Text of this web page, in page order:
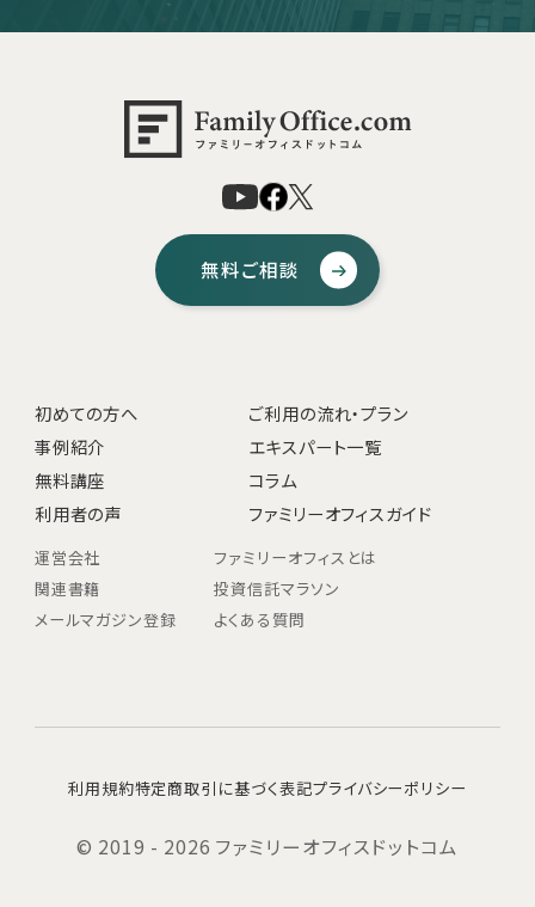
無料ご相談
初めての方へ
ご利用の流れ・プラン
事例紹介
エキスパート一覧
無料講座
コラム
利用者の声
ファミリーオフィスガイド
運営会社
ファミリーオフィスとは
関連書籍
投資信託マラソン
メールマガジン登録
よくある質問
利用規約特定商取引に基づく表記プライバシーポリシー
© 2019 - 2026 ファミリーオフィスドットコム